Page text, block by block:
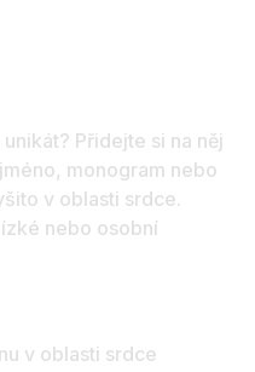
Přidejte si na něj
monogram nebo
v oblasti srdce.
nebo osobní
v oblasti srdce